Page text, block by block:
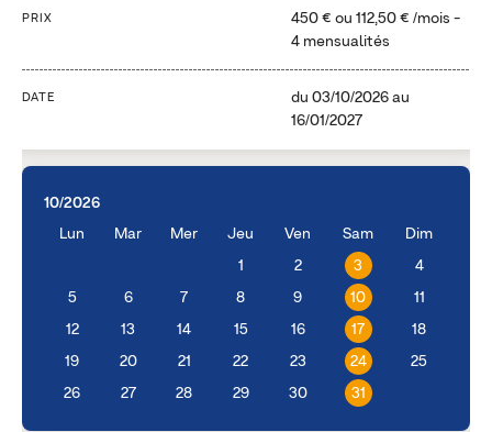
PRIX 450 € ou 112,50 € /mois -
4 mensualités
DATE du 03/10/2026au
16/01/2027
10/2026
Lun
Mar Mer Jeu Ven Sam Dim
1 2 3 4
5 6 7 8 9 10 11
12 13 14 15 16 17 18
19 20 21 22 23 24 25
26 27 28 29 30 31